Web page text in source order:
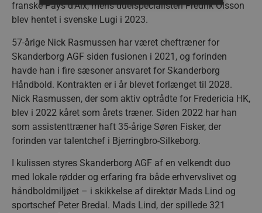
franske Pays d’Aix, mens duelspecialisten Fredrik Olsson
blev hentet i svenske Lugi i 2023.
57-årige Nick Rasmussen har været cheftræner for
Skanderborg AGF siden fusionen i 2021, og forinden
havde han i fire sæsoner ansvaret for Skanderborg
Håndbold. Kontrakten er i år blevet forlænget til 2028.
Nick Rasmussen, der som aktiv optrådte for Fredericia HK,
blev i 2022 kåret som årets træner. Siden 2022 har han
som assistenttræner haft 35-årige Søren Fisker, der
forinden var talentchef i Bjerringbro-Silkeborg.
I kulissen styres Skanderborg AGF af en velkendt duo
med lokale rødder og erfaring fra både erhvervslivet og
håndboldmiljøet – i skikkelse af direktør Mads Lind og
sportschef Peter Bredal. Mads Lind, der spillede 321
Målretning
Funktionalitet
Absolut nødvendige cookies muliggør
hjemmesidens grundlæggende funktionalitet
såsom brugerlogin og kontoadministration.
Hjemmesiden kan ikke bruges korrekt uden de
absolut nødvendige cookies.
Navn Udbyder / Domæne
/dyna-.*/i
.aalborghaandbold.dk
_dcid
Google
.aalborghaandbold.dk